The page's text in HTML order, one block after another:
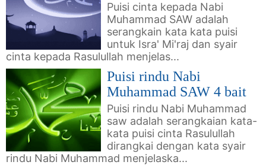
Puisi cinta kepada Nabi
Muhammad SAW adalah
serangkain kata kata puisi
untuk Isra' Mi'raj dan syair
cinta kepada Rasulullah menjelas...
Puisi rindu Nabi
Muhammad SAW 4 bait
Puisi rindu Nabi Muhammad
saw adalah serangkaian kata-
kata puisi cinta Rasulullah
dirangkai dengan kata syair
rindu Nabi Muhammad menjelaska...